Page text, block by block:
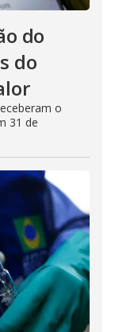
do
do
o
31 de